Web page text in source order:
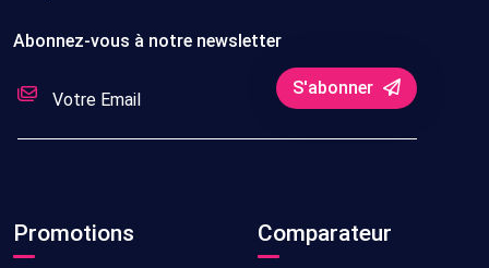
Abonnez-vous à notre newsletter
S'abonner
Promotions Comparateur